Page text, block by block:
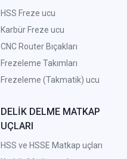
HSS Freze ucu
Karbür Freze ucu
CNC Router Bıçakları
Frezeleme Takımları
Frezeleme (Takmatik) ucu
DELİK DELME MATKAP
UÇLARI
HSS ve HSSE Matkap uçları